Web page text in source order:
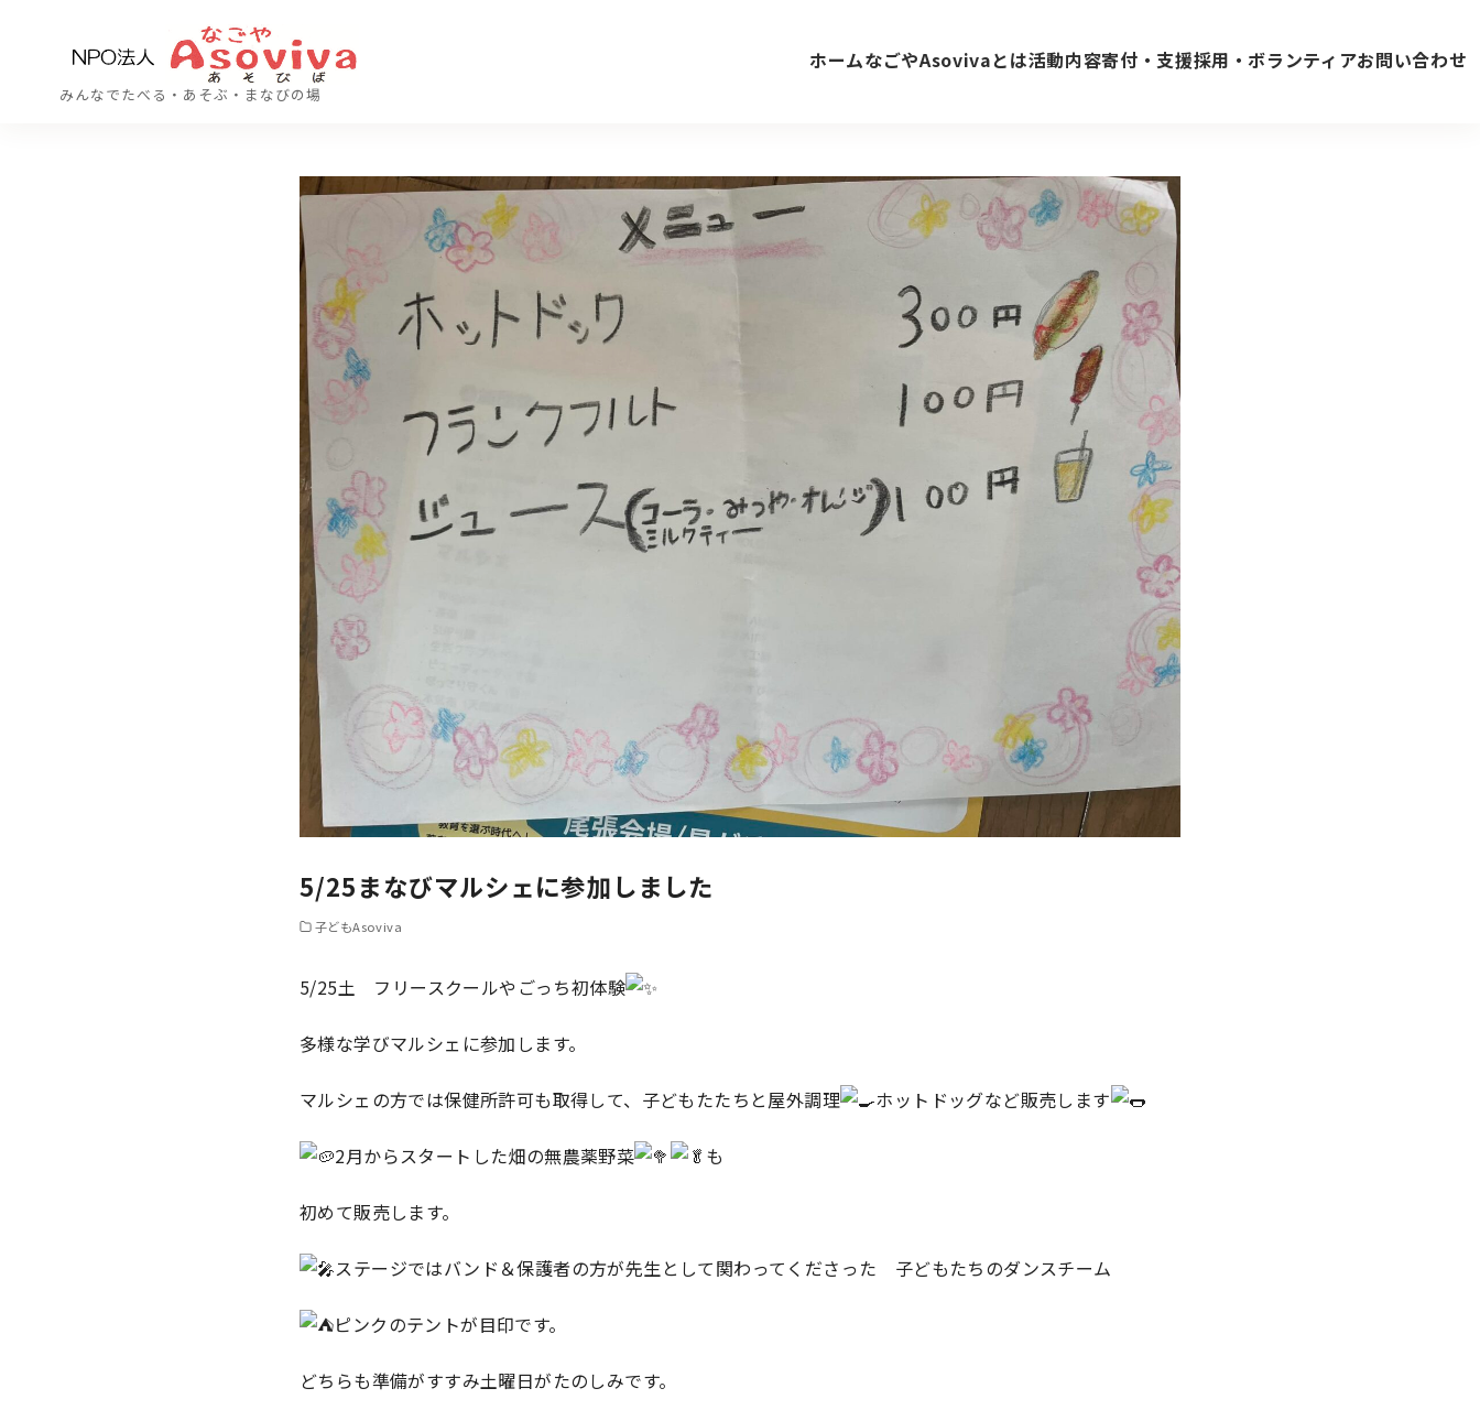
みんなでたべる・あそぶ・まなびの場
ホームなごやAsovivaとは活動内容寄付・支援採用・ボランティアお問い合わせ
5/25まなびマルシェに参加しました
子どもAsoviva
5/25土 フリースクールやごっち初体験
多様な学びマルシェに参加します。
マルシェの方では保健所許可も取得して、子どもたたちと屋外調理 ホットドッグなど販売します
2月からスタートした畑の無農薬野菜 も
初めて販売します。
ステージではバンド＆保護者の方が先生として関わってくださった 子どもたちのダンスチーム
ピンクのテントが目印です。
どちらも準備がすすみ土曜日がたのしみです。